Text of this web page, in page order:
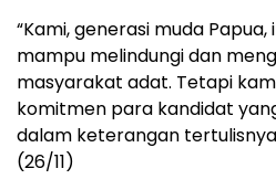
“Kami, generasi muda
mampu melindungi dan
masyarakat adat. Tetapi
komitmen para kandidat
dalam keterangan
(26/11)